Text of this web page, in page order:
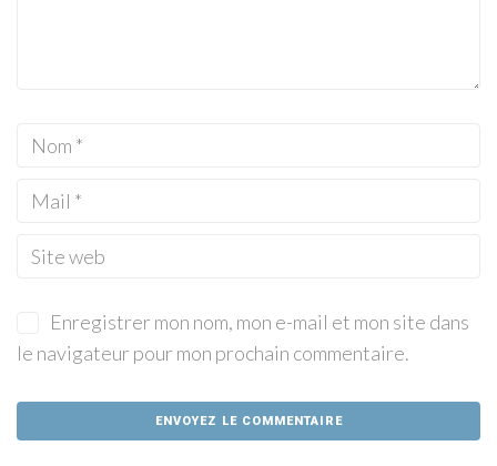
Enregistrer mon nom, mon e-mail et mon site dans
le navigateur pour mon prochain commentaire.